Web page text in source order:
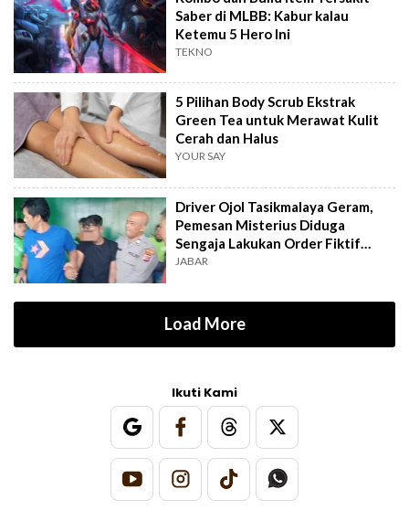
Saber di MLBB: Kabur kalau
Ketemu 5 Hero Ini
TEKNO
5 Pilihan Body Scrub Ekstrak
Green Tea untuk Merawat Kulit
Cerah dan Halus
YOUR SAY
Driver Ojol Tasikmalaya Geram,
Pemesan Misterius Diduga
Sengaja Lakukan Order Fiktif
Berulang
JABAR
Load More
Ikuti Kami